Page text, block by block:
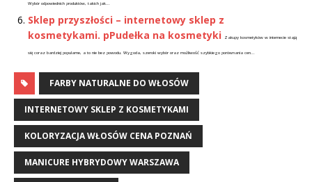
Wybór odpowiednich produktów, takich jak...
Sklep przyszłości – internetowy sklep z
kosmetykami. pPudełka na kosmetyki
Zakupy kosmetyków w internecie stają
się coraz bardziej popularne, a to nie bez powodu. Wygoda, szeroki wybór oraz możliwość szybkiego porównania cen...
FARBY NATURALNE DO WŁOSÓW
INTERNETOWY SKLEP Z KOSMETYKAMI
KOLORYZACJA WŁOSÓW CENA POZNAŃ
MANICURE HYBRYDOWY WARSZAWA